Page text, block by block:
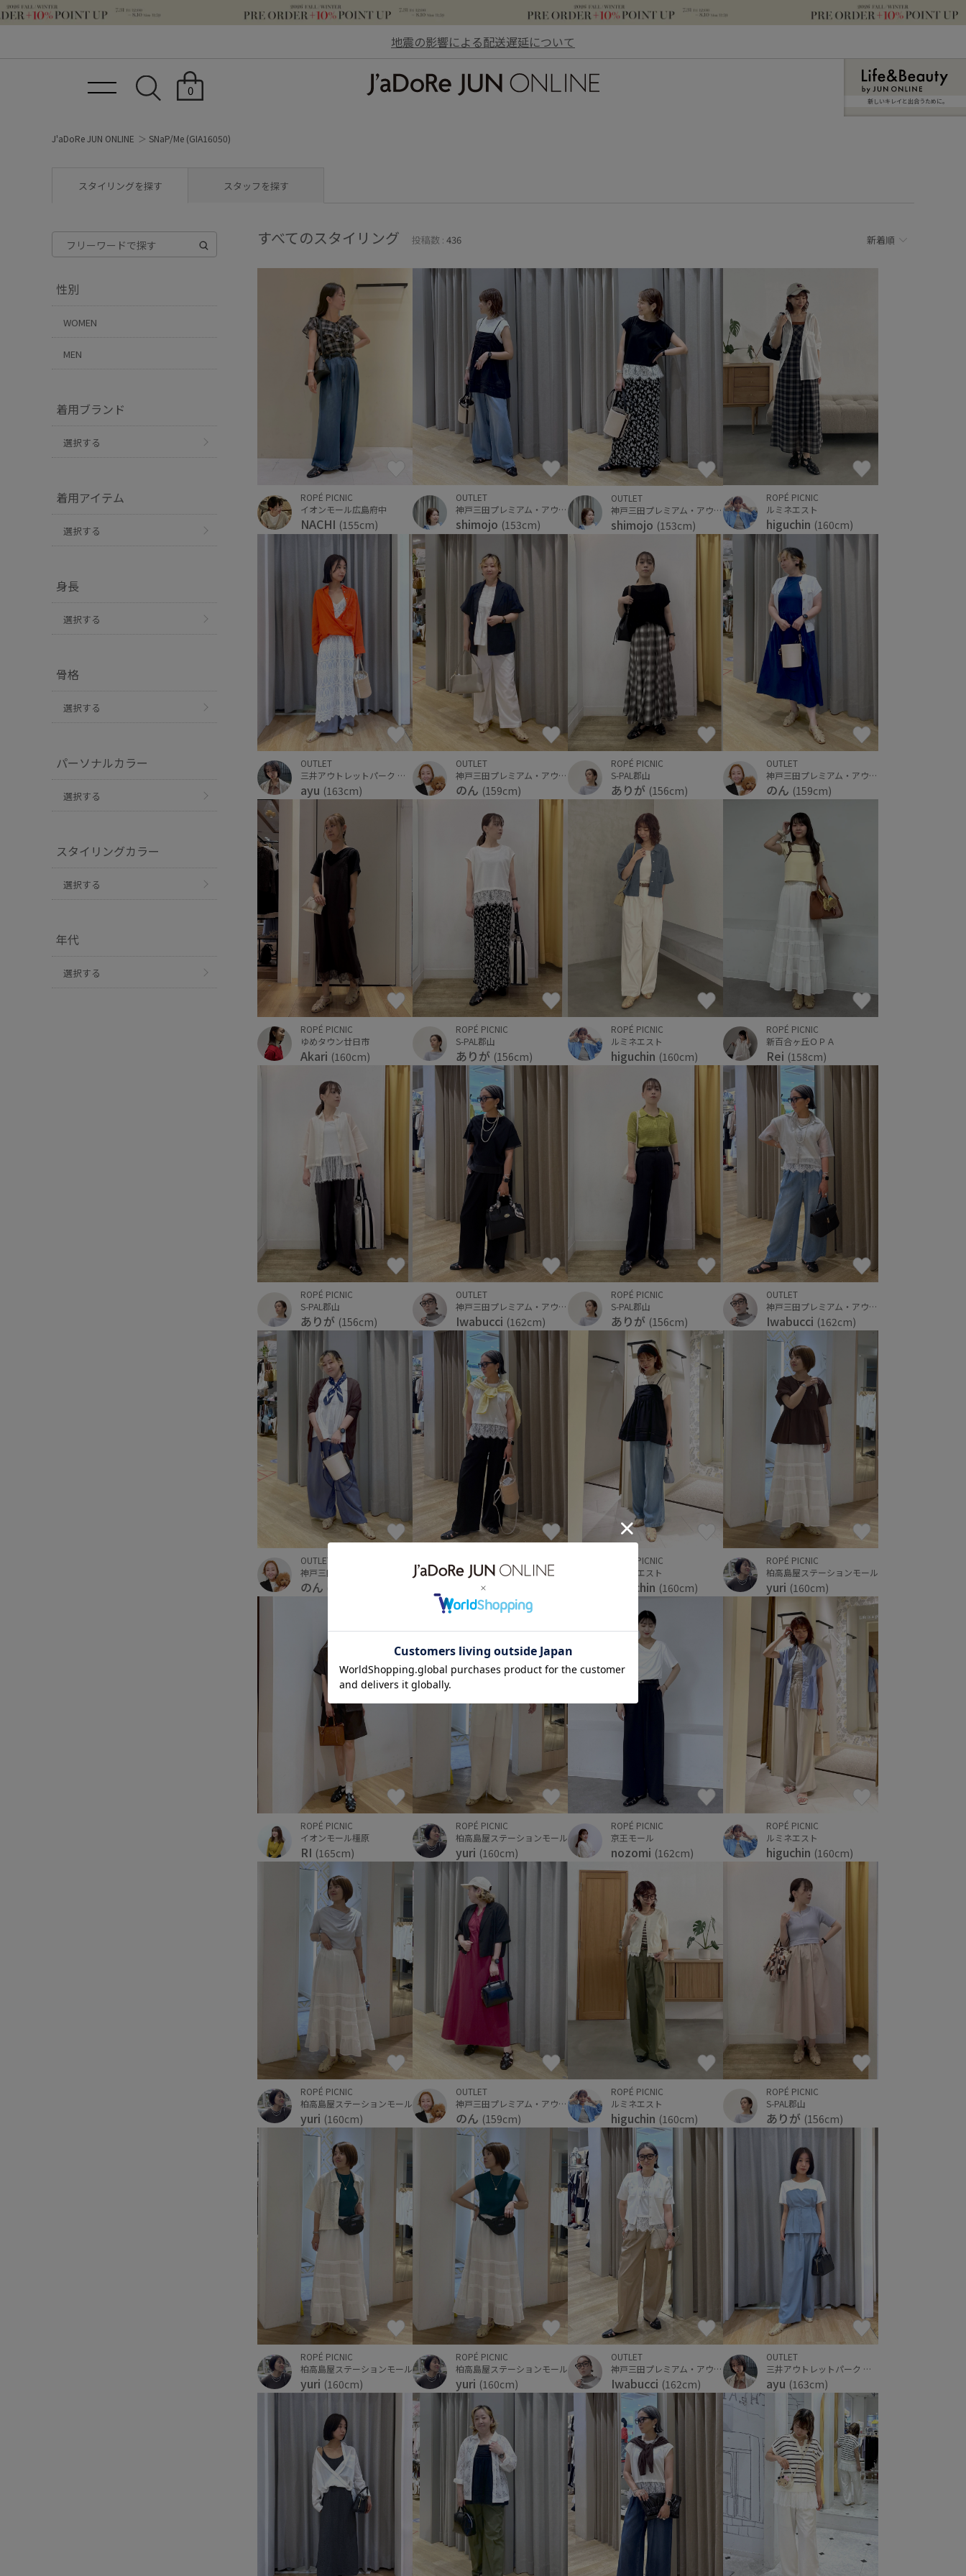
地震の影響による配送遅延について
0
新しいキレイと出合うために。
J'aDoRe JUN ONLINE SNaP/Me (GIA16050)
スタイリングを探す スタッフを探す
性別
WOMEN
MEN
着用ブランド
選択する
着用アイテム
選択する
身長
選択する
骨格
選択する
パーソナルカラー
選択する
スタイリングカラー
選択する
年代
選択する
すべてのスタイリング 投稿数 : 436 新着順
ROPÉ PICNIC
イオンモール広島府中
NACHI (155cm)
OUTLET
神戸三田プレミアム・アウトレット
shimojo (153cm)
OUTLET
神戸三田プレミアム・アウトレット
shimojo (153cm)
ROPÉ PICNIC
ルミネエスト
higuchin (160cm)
OUTLET
三井アウトレットパーク ジャズドリーム長島
ayu (163cm)
OUTLET
神戸三田プレミアム・アウトレット
のん (159cm)
ROPÉ PICNIC
S-PAL郡山
ありが (156cm)
OUTLET
神戸三田プレミアム・アウトレット
のん (159cm)
ROPÉ PICNIC
ゆめタウン廿日市
Akari (160cm)
ROPÉ PICNIC
S-PAL郡山
ありが (156cm)
ROPÉ PICNIC
ルミネエスト
higuchin (160cm)
ROPÉ PICNIC
新百合ヶ丘ＯＰＡ
Rei (158cm)
ROPÉ PICNIC
S-PAL郡山
ありが (156cm)
OUTLET
神戸三田プレミアム・アウトレット
Iwabucci (162cm)
ROPÉ PICNIC
S-PAL郡山
ありが (156cm)
OUTLET
神戸三田プレミアム・アウトレット
Iwabucci (162cm)
OUTLET
のん Iwabucci
ROPÉ PICNIC
ルミネエスト
higuchin (160cm)
ROPÉ PICNIC
柏高島屋ステーションモール
yuri (160cm)
ROPÉ PICNIC
イオンモール橿原
RI (165cm)
ROPÉ PICNIC
柏高島屋ステーションモール
yuri (160cm)
ROPÉ PICNIC
京王モール
nozomi (162cm)
ROPÉ PICNIC
ルミネエスト
higuchin (160cm)
ROPÉ PICNIC
柏高島屋ステーションモール
yuri (160cm)
OUTLET
神戸三田プレミアム・アウトレット
のん (159cm)
ROPÉ PICNIC
ルミネエスト
higuchin (160cm)
ROPÉ PICNIC
S-PAL郡山
ありが (156cm)
ROPÉ PICNIC
柏高島屋ステーションモール
yuri (160cm)
ROPÉ PICNIC
柏高島屋ステーションモール
yuri (160cm)
OUTLET
神戸三田プレミアム・アウトレット
Iwabucci (162cm)
OUTLET
三井アウトレットパーク ジャズドリーム長島
ayu (163cm)